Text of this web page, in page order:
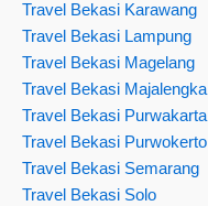
Travel Bekasi Karawang
Travel Bekasi Lampung
Travel Bekasi Magelang
Travel Bekasi Majalengka
Travel Bekasi Purwakarta
Travel Bekasi Purwokerto
Travel Bekasi Semarang
Travel Bekasi Solo